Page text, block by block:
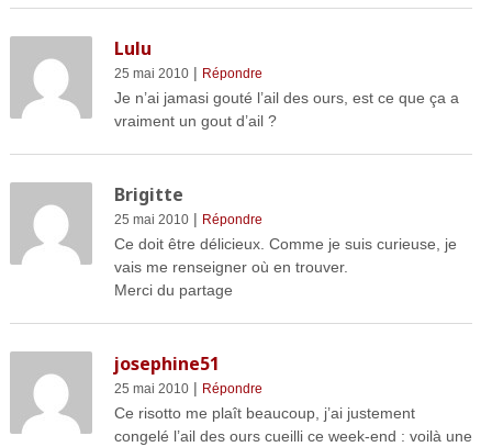
Lulu
25 mai 2010| Répondre
Je n’ai jamasi gouté l’ail des ours, est ce que ça a
vraiment un gout d’ail ?
Brigitte
25 mai 2010| Répondre
Ce doit être délicieux. Comme je suis curieuse, je
vais me renseigner où en trouver.
Merci du partage
josephine51
25 mai 2010| Répondre
Ce risotto me plaît beaucoup, j’ai justement
congelé l’ail des ours cueilli ce week-end : voilà une